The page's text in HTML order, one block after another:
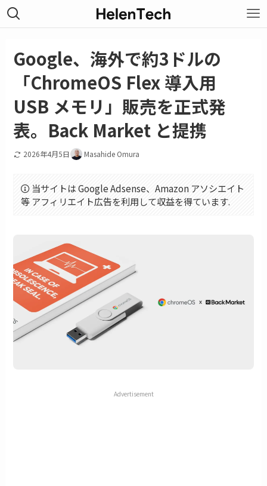
Google、海外で約3ドルの
「ChromeOS Flex 導入用
USB メモリ」販売を正式発
表。Back Market と提携
2026年4月5日 Masahide Omura
当サイトは Google Adsense、Amazon アソシエイト
等 アフィリエイト広告を利用して収益を得ています.
Advertisement